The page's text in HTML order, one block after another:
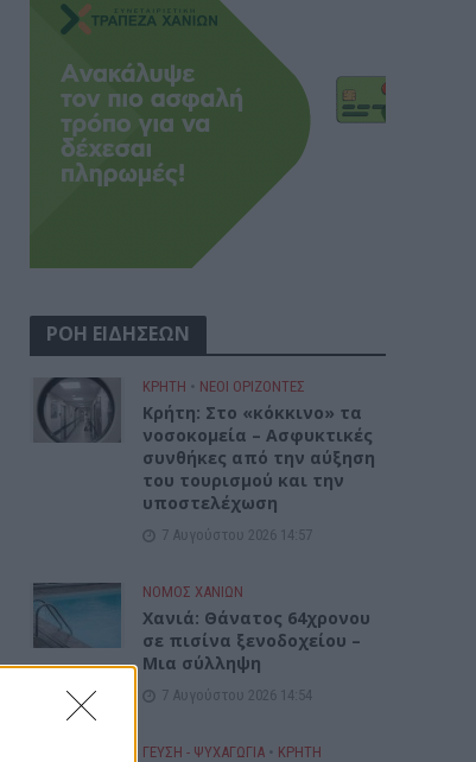
ΡΟΗ ΕΙΔΗΣΕΩΝ
ΚΡΗΤΗ • ΝΕΟΙ ΟΡΙΖΟΝΤΕΣ
Κρήτη: Στο «κόκκινο» τα
νοσοκομεία – Ασφυκτικές
συνθήκες από την αύξηση
του τουρισμού και την
υποστελέχωση
7 Αυγούστου 2026 14:57
ΝΟΜΌΣ ΧΑΝΊΩΝ
Χανιά: Θάνατος 64χρονου
σε πισίνα ξενοδοχείου –
Μια σύλληψη
7 Αυγούστου 2026 14:54
ΓΕΎΣΗ - ΨΥΧΑΓΩΓΊΑ • ΚΡΗΤΗ